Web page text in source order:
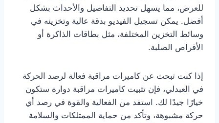
للعرض، مما يسهل تحديد التفاصيل والأحداث بشكل
أفضل. يمكن تسجيل الفيديو بدقة عالية وتخزينه في
وسائط التخزين المختلفة، مثل بطاقات الذاكرة أو
الأقراص الصلبة.
إذا كنت تبحث عن كاميرات مراقبة فعالة لرصد الحركة
في العبدلي، فإن تثبيت كاميرات مراقبة دوارة ستكون
خيارًا جيدًا لك. استفد من الفعالية والقوة في رصد أي
حركة مشبوهة، وتأكد من حماية الممتلكات والسلامة